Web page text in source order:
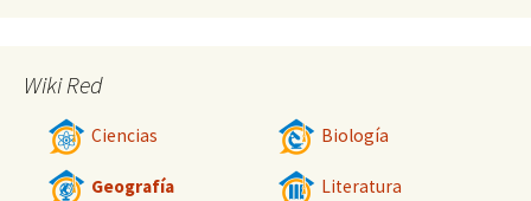
Wiki Red
Ciencias Biología
Geografía Literatura